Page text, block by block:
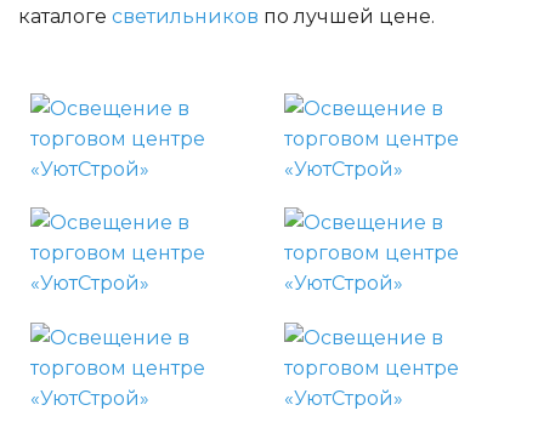
каталоге светильников по лучшей цене.